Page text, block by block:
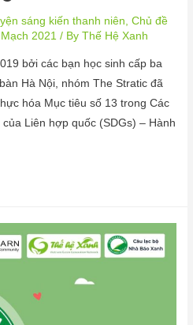
sáng kiến thanh niên ,Chủ đề
2021 / ByThế Hệ Xanh
bởi các bạn học sinh cấp ba
Hà Nội, nhóm The Stratic đã
hóa Mục tiêu số 13 trong Các
Liên hợp quốc (SDGs) – Hành